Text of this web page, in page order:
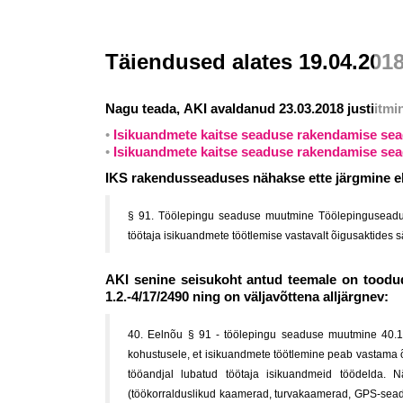
Täiendused alates
Nagu teada, AKI avaldanud 23.03.2018
Isikuandmete kaitse seaduse rakendamise
IKS rakendusseaduses nähakse ette järgmine
§ 91. Töölepingu seaduse muutmine
töötaja isikuandmete töötlemise vastavalt õigusaktides
AKI senine seisukoht antud teemale on
1.2.-4/17/2490 ning on väljavõttena alljärgnev:
40. Eelnõu § 91 - töölepingu seaduse muutmine
kohustusele, et isikuandmete töötlemine peab
tööandjal lubatud töötaja isikuandmeid töödelda.
(töökorralduslikud kaamerad, turvakaamerad, GPS-